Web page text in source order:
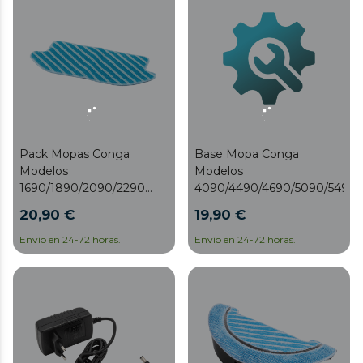
Pack Mopas Conga
Modelos
1690/1890/2090/2290
20,90 €
Envío en 24-72 horas.
Base Mopa Conga
Modelos
4090/4490/4690/5090/
19,90 €
Envío en 24-72 horas.